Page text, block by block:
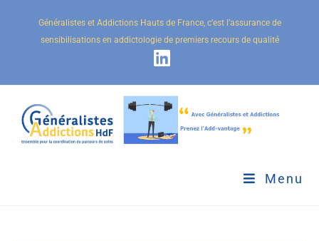
Généralistes et Addictions Hauts de France, c’est l’assurance de
sensibilisations en addictologie de premiers recours de qualité
Menu